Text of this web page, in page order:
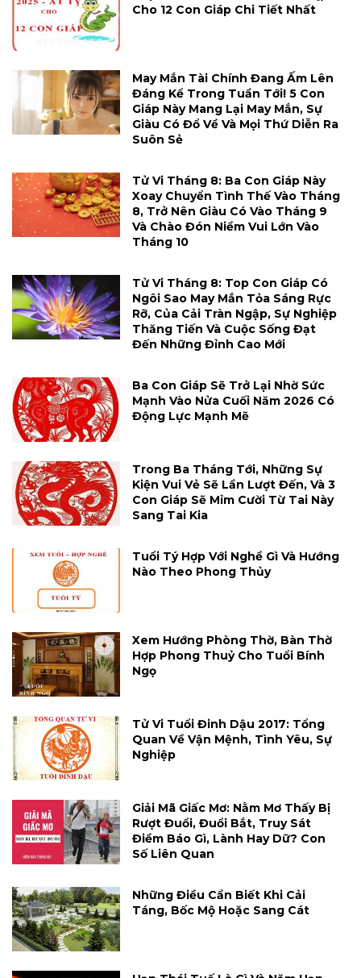
Cho 12 Con Giáp Chi Tiết Nhất
May Mắn Tài Chính Đang Ấm Lên
Đáng Kể Trong Tuần Tới! 5 Con
Giáp Này Mang Lại May Mắn, Sự
Giàu Có Đổ Về Và Mọi Thứ Diễn Ra
Suôn Sẻ
Tử Vi Tháng 8: Ba Con Giáp Này
Xoay Chuyển Tình Thế Vào Tháng
8, Trở Nên Giàu Có Vào Tháng 9
Và Chào Đón Niềm Vui Lớn Vào
Tháng 10
Tử Vi Tháng 8: Top Con Giáp Có
Ngôi Sao May Mắn Tỏa Sáng Rực
Rỡ, Của Cải Tràn Ngập, Sự Nghiệp
Thăng Tiến Và Cuộc Sống Đạt
Đến Những Đỉnh Cao Mới
Ba Con Giáp Sẽ Trở Lại Nhờ Sức
Mạnh Vào Nửa Cuối Năm 2026 Có
Động Lực Mạnh Mẽ
Trong Ba Tháng Tới, Những Sự
Kiện Vui Vẻ Sẽ Lần Lượt Đến, Và 3
Con Giáp Sẽ Mỉm Cười Từ Tai Này
Sang Tai Kia
Tuổi Tý Hợp Với Nghề Gì Và Hướng
Nào Theo Phong Thủy
Xem Hướng Phòng Thờ, Bàn Thờ
Hợp Phong Thuỷ Cho Tuổi Bính
Ngọ
Tử Vi Tuổi Đinh Dậu 2017: Tổng
Quan Về Vận Mệnh, Tình Yêu, Sự
Nghiệp
Giải Mã Giấc Mơ: Nằm Mơ Thấy Bị
Rượt Đuổi, Đuổi Bắt, Truy Sát
Điềm Báo Gì, Lành Hay Dữ? Con
Số Liên Quan
Những Điều Cần Biết Khi Cải
Táng, Bốc Mộ Hoặc Sang Cát